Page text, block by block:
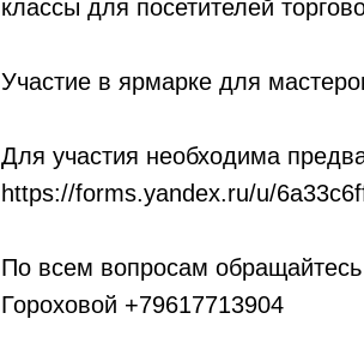
классы для посетителей
Участие в ярмарке для
Для участия необходима
https://forms.yandex.ru/u/
По всем вопросам
Гороховой +79617713904